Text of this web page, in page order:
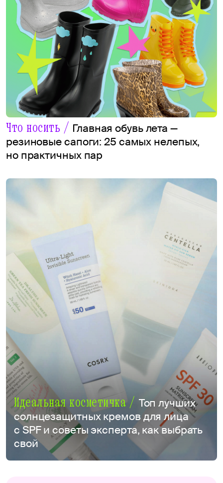
Что носить / Главная обувь лета —
резиновые сапоги: 25 самых нелепых,
но практичных пар
Идеальная косметичка / Топ лучших
солнцезащитных кремов для лица
с SPF и советы эксперта, как выбрать
свой